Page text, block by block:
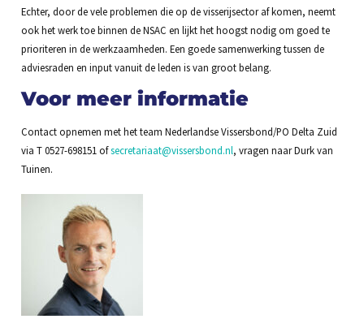
Echter, door de vele problemen die op de visserijsector af komen, neemt
ook het werk toe binnen de NSAC en lijkt het hoogst nodig om goed te
prioriteren in de werkzaamheden. Een goede samenwerking tussen de
adviesraden en input vanuit de leden is van groot belang.
Voor meer informatie
Contact opnemen met het team Nederlandse Vissersbond/PO Delta Zuid
via T 0527-698151 ofsecretariaat@vissersbond.nl, vragen naar Durk van
Tuinen.